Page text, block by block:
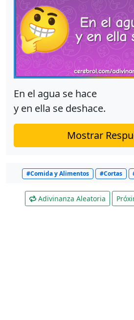
En el agua se hace
y en ella se deshace.
Mostrar
#Comida y Alimentos #Cortas
Adivinanza Aleatoria